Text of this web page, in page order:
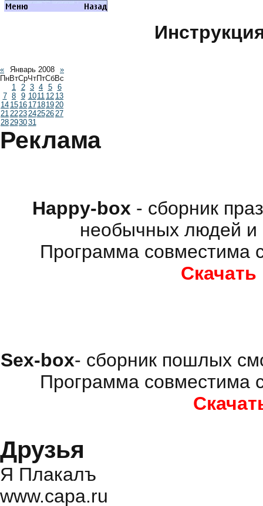
« Январь 2008
»
ПнВтСрЧтПтСбВс
1 2 3 4 5
6
7 8 9 1011 12 13
14 1516 17181920
21222324252627
28293031
Реклама
Happy-box - сборник
необычных людей и
Программа совместима
Sex-box- сборник пошлых
Программа совместима
Друзья
Я Плакалъ
www.capa.ru